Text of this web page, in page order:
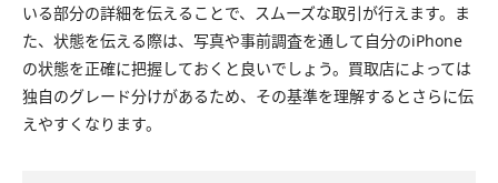
いる部分の詳細を伝えることで、スムーズな取引が行えます。ま
た、状態を伝える際は、写真や事前調査を通して自分のiPhone
の状態を正確に把握しておくと良いでしょう。買取店によっては
独自のグレード分けがあるため、その基準を理解するとさらに伝
えやすくなります。